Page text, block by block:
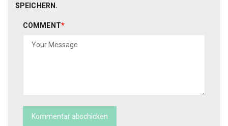
SPEICHERN.
COMMENT*